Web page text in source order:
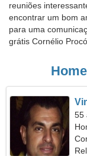
reuniões
encontrar um bom
para uma
grátis Cornélio
55